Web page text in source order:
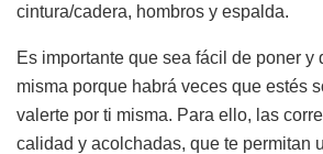
cintura/cadera, hombros y espalda.
Es importante que sea fácil de poner y
misma porque habrá veces que estés
valerte por ti misma. Para ello, las
calidad y acolchadas, que te permitan